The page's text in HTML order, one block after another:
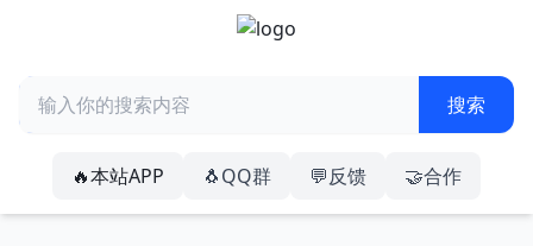
🔥本站APP 🐧QQ群 💬反馈 🤝合作